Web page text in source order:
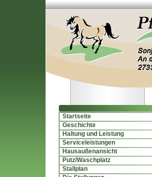
Startseite
Geschichte
Haltung und Leistung
Serviceleistungen
Hausaußenansicht
Putz/Waschplatz
Stallplan